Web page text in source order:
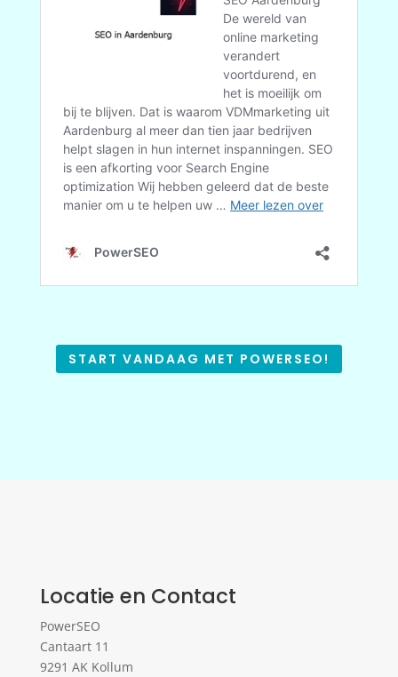
START VANDAAG MET POWERSEO!
Locatie en Contact
PowerSEO
Cantaart 11
9291 AK Kollum